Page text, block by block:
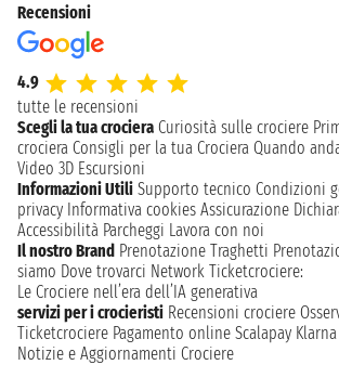
Recensioni
4.9
tutte le recensioni
Scegli la tua crociera Curiosità sulle crociere
crociera Consigli per la tua Crociera Quando
Video 3D Escursioni
Informazioni Utili Supporto tecnico Condizioni
privacy Informativa cookies Assicurazione
Accessibilità Parcheggi Lavora con noi
Il nostro Brand Prenotazione Traghetti
siamo Dove trovarci Network Ticketcrociere:
Le Crociere nell’era dell’IA generativa
servizi per i crocieristi Recensioni crociere
Ticketcrociere Pagamento online Scalapay Klarna
Notizie e Aggiornamenti Crociere